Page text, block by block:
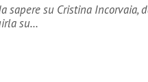
sapere su Cristina Incorvaia,
su…